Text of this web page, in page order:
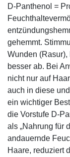
D-Panthenol =
gehemmt.
Wunden
besser ab. Bei
nicht nur auf
auch in diese
ein wichtiger
die Vorstufe D-
als „Nahrung für
andauernde
Haare, reduziert